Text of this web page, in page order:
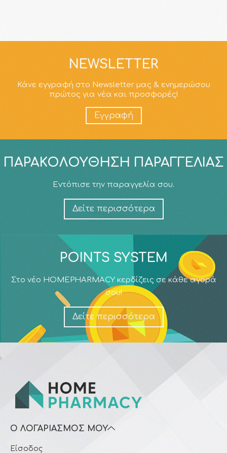
NEWSLETTER
Κάνε εγγραφή στο Newsletter μας & ενημερώσου
πρώτος για νέα και προσφορές!
Εγγραφή
ΠΑΡΑΚΟΛΟΎΘΗΣΗ ΠΑΡΑΓΓΕΛΊΑΣ
Εντόπισε την παραγγελία σου.
Δείτε περισσότερα
POINTS SYSTEM
Στο νέο HOMEPHARMACY κερδίζεις σε κάθε αγορά
σου!
Δείτε περισσότερα
Ο ΛΟΓΑΡΙΑΣΜΌΣ ΜΟΥ
Είσοδος